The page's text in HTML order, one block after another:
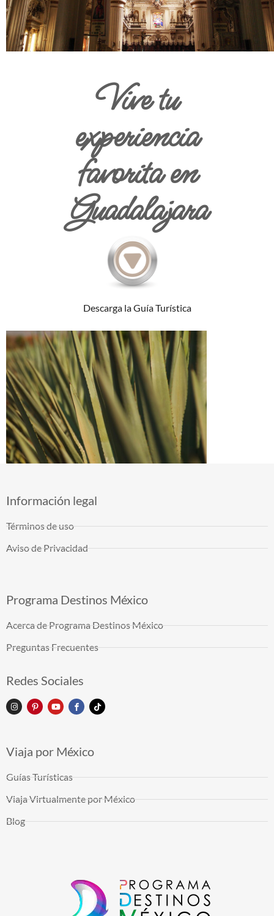
Vive tu
experiencia
favorita en
Guadalajara
Descarga la Guía Turística
Información legal
Términos de uso
Aviso de Privacidad
Programa Destinos México
Acerca de Programa Destinos México
Preguntas Frecuentes
Redes Sociales
Viaja por México
Guías Turísticas
Viaja Virtualmente por México
Blog